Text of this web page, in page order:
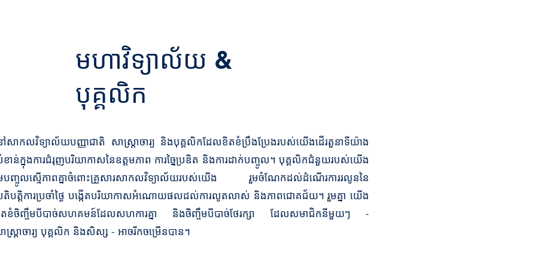
មហាវិទ្យាល័យ &
បុគ្គលិក
សាកលវិទ្យាល័យបញ្ញាជាតិ សាស្រ្តាចារ្យ និងបុគ្គលិកដែលខិតខំប្រឹងប្រែងរបស់យើងដើរតួនាទីយ៉ាង
ាន់ក្នុងការជំរុញបរិយាកាសនៃឧត្តមភាព ការច្នៃប្រឌិត និងការដាក់បញ្ចូល។ បុគ្គលិកជំនួយរបស់យើង
បញ្ចូលស្មើភាពគ្នាចំពោះគ្រួសារសាកលវិទ្យាល័យរបស់យើង រួមចំណែកដល់ដំណើរការរលូននៃ
តិបត្តិការប្រចាំថ្ងៃ បង្កើតបរិយាកាសអំណោយផលដល់ការលូតលាស់ និងភាពជោគជ័យ។ រួមគ្នា យើង
ខំចិញ្ចឹមបីបាច់សហគមន៍ដែលសហការគ្នា និងចិញ្ចឹមបីបាច់ថែរក្សា ដែលសមាជិកនីមួយៗ -
ស្ត្រាចារ្យ បុគ្គលិក និងសិស្ស - អាចរីកចម្រើនបាន។